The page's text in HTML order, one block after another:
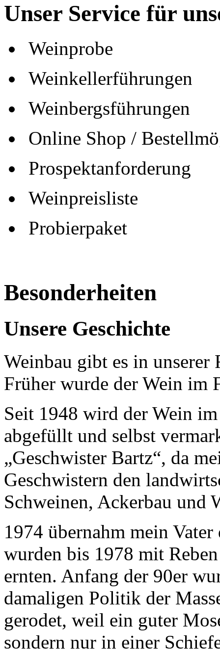
Unser Service für
Weinprobe
Weinkellerführungen
Weinbergsführungen
Online Shop /
Prospektanforderung
Weinpreisliste
Probierpaket
Besonderheiten
Unsere Geschichte
Weinbau gibt es in
Früher wurde der Wein im
Seit 1948 wird der Wein
abgefüllt und selbst
„Geschwister Bartz“, da
Geschwistern den
Schweinen, Ackerbau und
1974 übernahm mein
wurden bis 1978 mit
ernten. Anfang der 90er
damaligen Politik der
gerodet, weil ein guter
sondern nur in einer